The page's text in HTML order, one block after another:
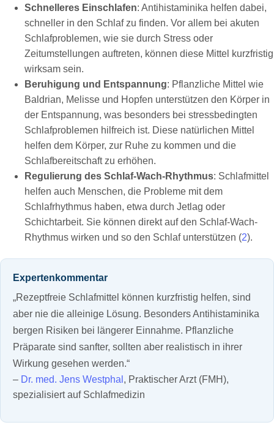
Schnelleres Einschlafen: Antihistaminika helfen dabei,
schneller in den Schlaf zu finden. Vor allem bei akuten
Schlafproblemen, wie sie durch Stress oder
Zeitumstellungen auftreten, können diese Mittel kurzfristig
wirksam sein.
Beruhigung und Entspannung: Pflanzliche Mittel wie
Baldrian, Melisse und Hopfen unterstützen den Körper in
der Entspannung, was besonders bei stressbedingten
Schlafproblemen hilfreich ist. Diese natürlichen Mittel
helfen dem Körper, zur Ruhe zu kommen und die
Schlafbereitschaft zu erhöhen.
Regulierung des Schlaf-Wach-Rhythmus: Schlafmittel
helfen auch Menschen, die Probleme mit dem
Schlafrhythmus haben, etwa durch Jetlag oder
Schichtarbeit. Sie können direkt auf den Schlaf-Wach-
Rhythmus wirken und so den Schlaf unterstützen (2).
Expertenkommentar
„Rezeptfreie Schlafmittel können kurzfristig helfen, sind
aber nie die alleinige Lösung. Besonders Antihistaminika
bergen Risiken bei längerer Einnahme. Pflanzliche
Präparate sind sanfter, sollten aber realistisch in ihrer
Wirkung gesehen werden.“
– Dr. med. Jens Westphal , Praktischer Arzt (FMH),
spezialisiert auf Schlafmedizin